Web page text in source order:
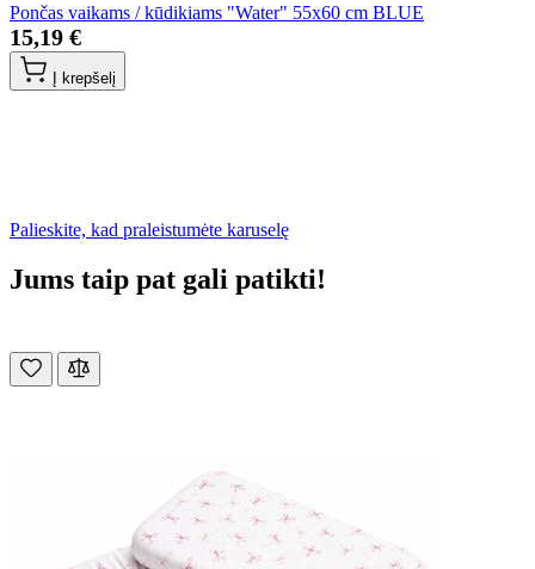
Pončas vaikams / kūdikiams "Water" 55x60 cm BLUE
15,19 €
Į krepšelį
Palieskite, kad praleistumėte karuselę
Jums taip pat gali patikti!